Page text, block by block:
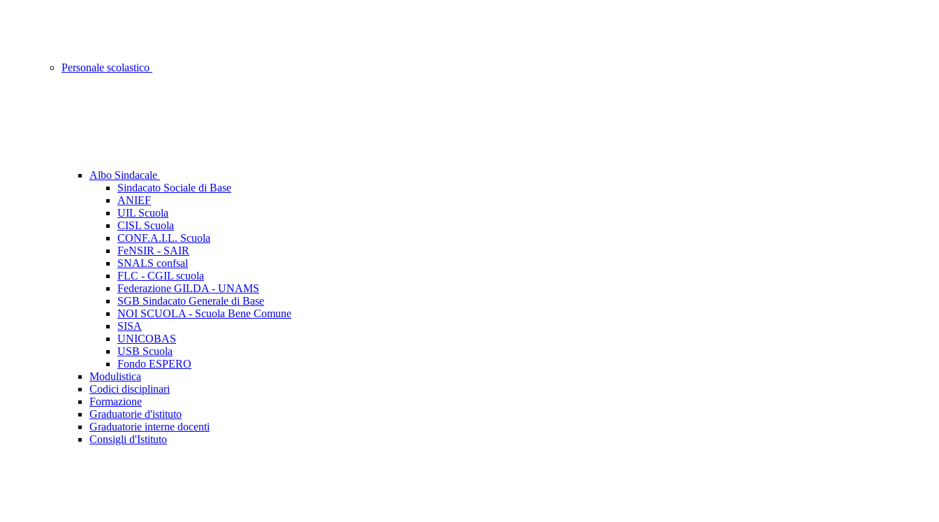
Personale scolastico
Albo Sindacale
Sindacato Sociale di Base
ANIEF
UIL Scuola
CISL Scuola
CONF.A.I.L. Scuola
FeNSIR - SAIR
SNALS confsal
FLC - CGIL scuola
Federazione GILDA - UNAMS
SGB Sindacato Generale di Base
NOI SCUOLA - Scuola Bene Comune
SISA
UNICOBAS
USB Scuola
Fondo ESPERO
Modulistica
Codici disciplinari
Formazione
Graduatorie d'istituto
Graduatorie interne docenti
Consigli d'Istituto